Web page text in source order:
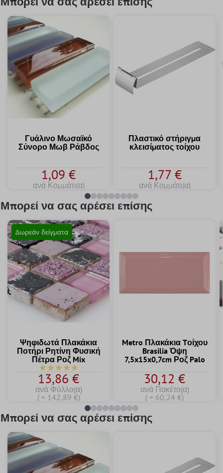
Γυάλινο Μωσαϊκό
Σύνορο Μωβ Ράβδος
1,09 €
ανά Κομμάτι(α)
Πλαστικό στήριγμα
κλεισίματος τοίχου
1,77 €
ανά Κομμάτι(α)
Μπορεί να σας αρέσει επίσης
Δωρεάν δείγματα
Ψηφιδωτά Πλακάκια
Ποτήρι Ρητίνη Φυσική
Πέτρα Ροζ Mix
Μέση βαθμολογία 4.7 από τα 5 αστέρια
13,86 €
ανά Φύλλο(α)
( = 142,89 €)
Metro Πλακάκια Tοίχου
Brasilia Όψη
7,5x15x0,7cm Ροζ Palo
30,12 €
ανά Πακέτο(α)
( = 60,24 €)
Μπορεί να σας αρέσει επίσης